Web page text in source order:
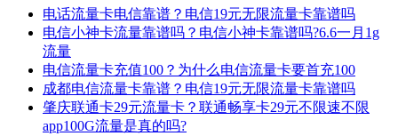
电话流量卡电信靠谱？电信19元无限流量卡靠谱吗
电信小神卡流量靠谱吗？电信小神卡靠谱吗?6.6一月1g
流量
电信流量卡充值100？为什么电信流量卡要首充100
成都电信流量卡靠谱？电信19元无限流量卡靠谱吗
肇庆联通卡29元流量卡？联通畅享卡29元不限速不限
app100G流量是真的吗?